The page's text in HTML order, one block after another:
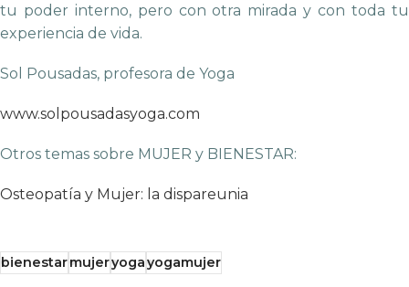
tu poder interno, pero con otra mirada y con toda tu
experiencia de vida.
Sol Pousadas, profesora de Yoga
www.solpousadasyoga.com
Otros temas sobre MUJER y BIENESTAR:
Osteopatía y Mujer: la dispareunia
bienestarmujeryogayogamujer